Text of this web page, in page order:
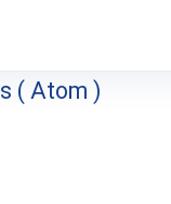
( Atom )